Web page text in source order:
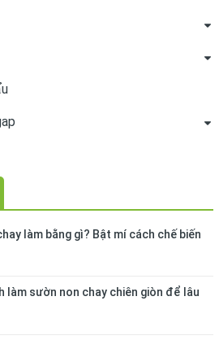
làm bằng gì? Bật mí cách chế biến
làm sườn non chay chiên giòn để lâu